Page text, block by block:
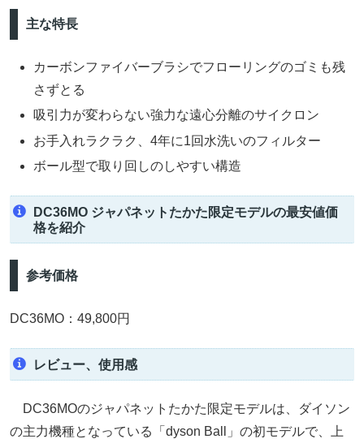
主な特長
カーボンファイバーブラシでフローリングのゴミも残
さずとる
吸引力が変わらない強力な遠心分離のサイクロン
お手入れラクラク、4年に1回水洗いのフィルター
ボール型で取り回しのしやすい構造
DC36MO ジャパネットたかた限定モデルの最安値価
格を紹介
参考価格
DC36MO：49,800円
レビュー、使用感
DC36MOのジャパネットたかた限定モデルは、ダイソン
の主力機種となっている「dyson Ball」の初モデルで、上